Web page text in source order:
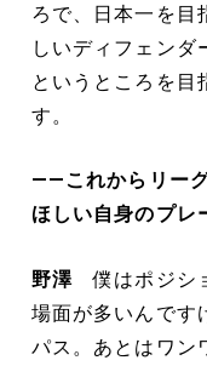
ろで、日本一を目
しいディフェンダ
というところを目
す。
――これからリー
ほしい自身のプレ
野澤僕はポジシ
場面が多いんです
パス。あとはワン